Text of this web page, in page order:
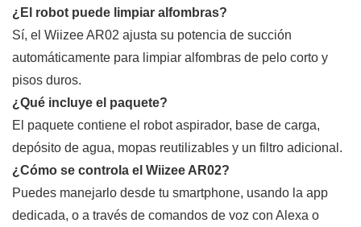
¿El robot puede limpiar alfombras?
Sí, el Wiizee AR02 ajusta su potencia de succión
automáticamente para limpiar alfombras de pelo corto y
pisos duros.
¿Qué incluye el paquete?
El paquete contiene el robot aspirador, base de carga,
depósito de agua, mopas reutilizables y un filtro adicional.
¿Cómo se controla el Wiizee AR02?
Puedes manejarlo desde tu smartphone, usando la app
dedicada, o a través de comandos de voz con Alexa o